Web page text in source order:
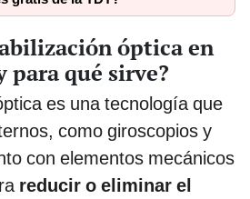
óptica en
para qué sirve?
es una tecnología que
como giroscopios y
con elementos mecánicos
reducir o eliminar el